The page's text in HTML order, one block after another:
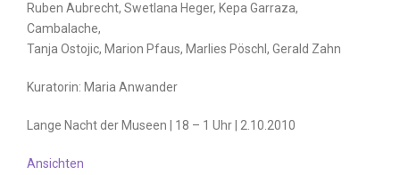
Ruben Aubrecht, Swetlana Heger, Kepa Garraza,
Cambalache,
Tanja Ostojic, Marion Pfaus, Marlies Pöschl, Gerald Zahn
Kuratorin: Maria Anwander
Lange Nacht der Museen | 18 – 1 Uhr | 2.10.2010
Ansichten